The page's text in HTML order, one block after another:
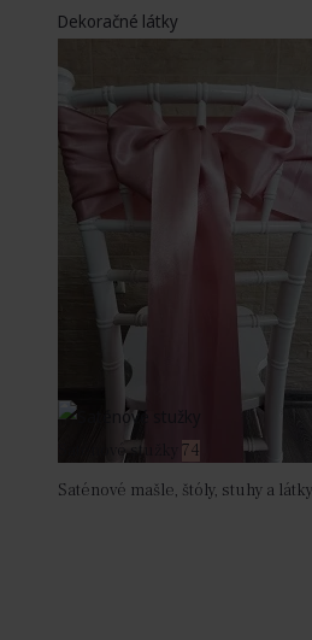
Dekoračné látky
Saténové mašle, štóly, stuhy a látky
Saténové stužky 74